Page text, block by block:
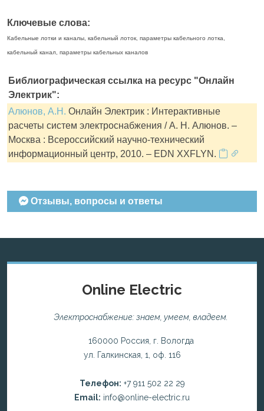
Ключевые слова:
Кабельные лотки и каналы, кабельный лоток, параметры кабельного лотка,
кабельный канал, параметры кабельных каналов
Библиографическая ссылка на ресурс "Онлайн
Электрик":
Алюнов, А.Н. Онлайн Электрик : Интерактивные
расчеты систем электроснабжения / А. Н. Алюнов. –
Москва : Всероссийский научно-технический
информационный центр, 2010. – EDN XXFLYN.
Отзывы, вопросы и ответы
Online Electric
Электроснабжение: знаем, умеем, владеем.
160000 Россия, г. Вологда
ул. Галкинская, 1, оф. 116
Телефон: +7 911 502 22 29
Email: info@online-electric.ru